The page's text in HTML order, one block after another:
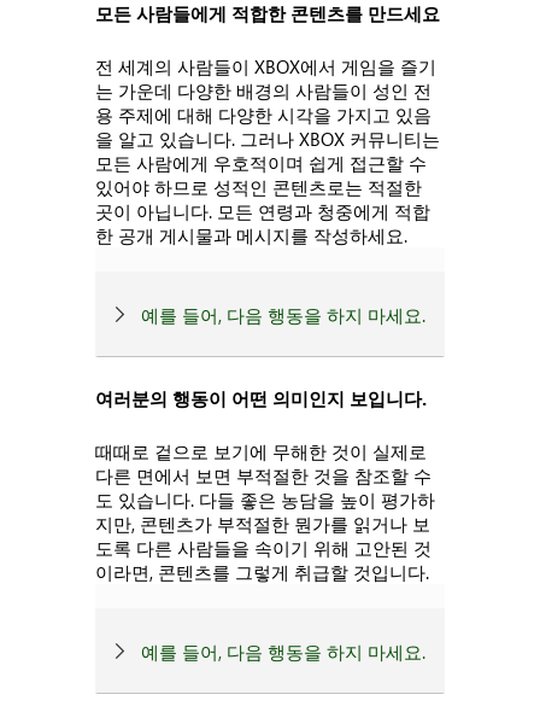
모든 사람들에게 적합한 콘텐츠를 만드세요
전 세계의 사람들이 XBOX에서 게임을 즐기
는 가운데 다양한 배경의 사람들이 성인 전
용 주제에 대해 다양한 시각을 가지고 있음
을 알고 있습니다. 그러나 XBOX 커뮤니티는
모든 사람에게 우호적이며 쉽게 접근할 수
있어야 하므로 성적인 콘텐츠로는 적절한
곳이 아닙니다. 모든 연령과 청중에게 적합
한 공개 게시물과 메시지를 작성하세요.
예를 들어, 다음 행동을 하지 마세요.
여러분의 행동이 어떤 의미인지 보입니다.
때때로 겉으로 보기에 무해한 것이 실제로
다른 면에서 보면 부적절한 것을 참조할 수
도 있습니다. 다들 좋은 농담을 높이 평가하
지만, 콘텐츠가 부적절한 뭔가를 읽거나 보
도록 다른 사람들을 속이기 위해 고안된 것
이라면, 콘텐츠를 그렇게 취급할 것입니다.
예를 들어, 다음 행동을 하지 마세요.